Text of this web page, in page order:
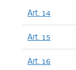
Art. 14
Art. 15
Art. 16